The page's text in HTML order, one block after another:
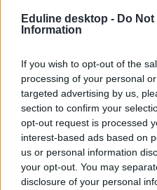
Eduline desktop - Do
Information
If you wish to opt-out of the
processing of your personal
targeted advertising by us,
section to confirm your
opt-out request is processed
interest-based ads based on
us or personal information
your opt-out. You may
disclosure of your personal
börtön
budapest
Hozzászólások